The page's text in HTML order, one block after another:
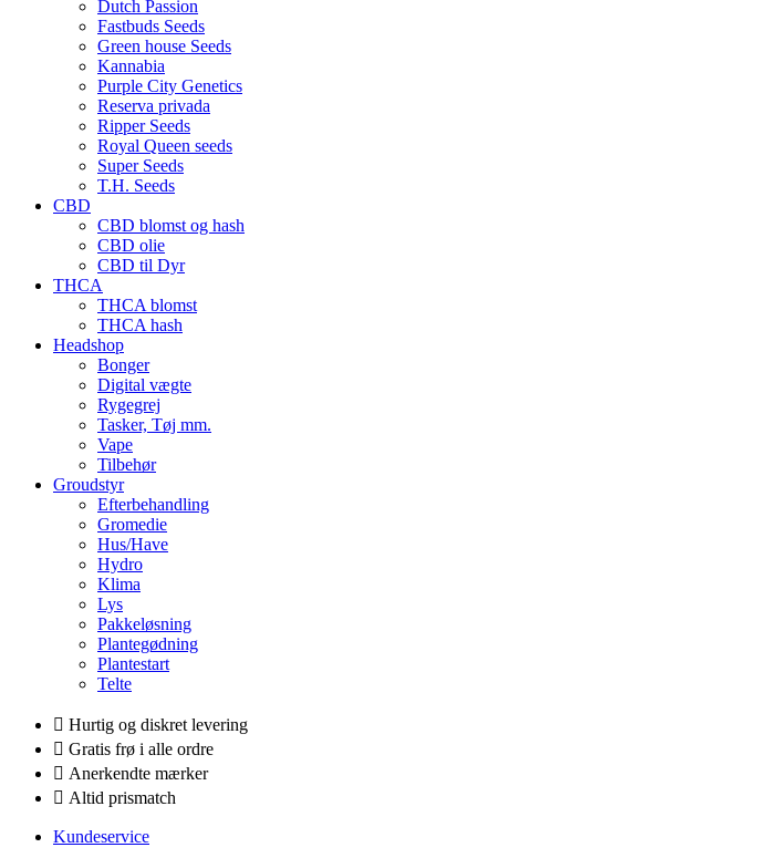
Dutch Passion
Fastbuds Seeds
Green house Seeds
Kannabia
Purple City Genetics
Reserva privada
Ripper Seeds
Royal Queen seeds
Super Seeds
T.H. Seeds
CBD
CBD blomst og hash
CBD olie
CBD til Dyr
THCA
THCA blomst
THCA hash
Headshop
Bonger
Digital vægte
Rygegrej
Tasker, Tøj mm.
Vape
Tilbehør
Groudstyr
Efterbehandling
Gromedie
Hus/Have
Hydro
Klima
Lys
Pakkeløsning
Plantegødning
Plantestart
Telte
Hurtig og diskret levering
Gratis frø i alle ordre
Anerkendte mærker
Altid prismatch
Kundeservice